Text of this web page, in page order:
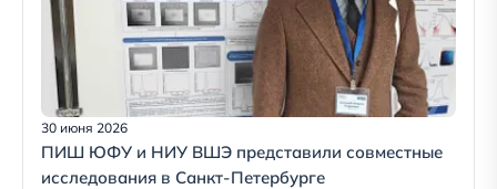
30 июня 2026
ПИШ ЮФУ и НИУ ВШЭ представили совместные
исследования в Санкт-Петербурге